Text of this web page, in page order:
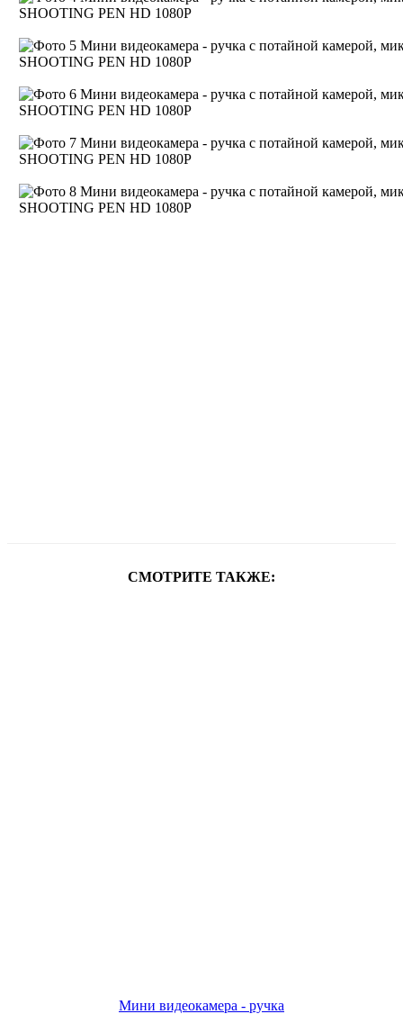
СМОТРИТЕ ТАКЖЕ:
Мини видеокамера - ручка